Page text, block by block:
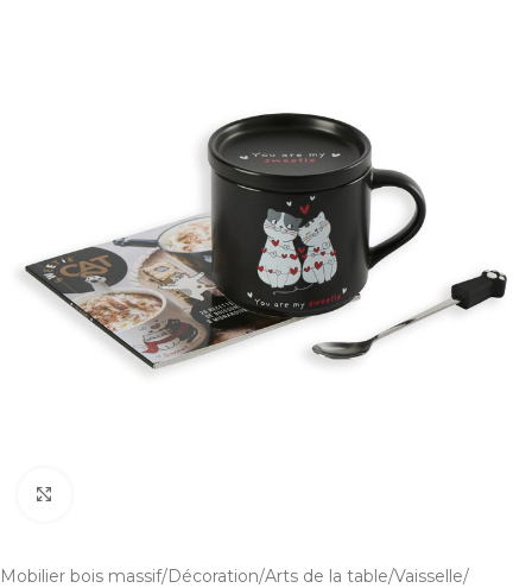
Mobilier bois massif Décoration Arts de la table Vaisselle